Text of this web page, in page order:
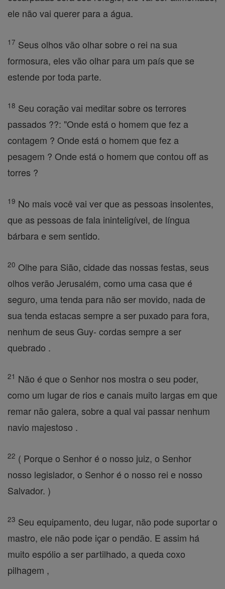
ele não vai querer para a água.
17 Seus olhos vão olhar sobre o rei na sua
formosura, eles vão olhar para um país que se
estende por toda parte.
18 Seu coração vai meditar sobre os terrores
passados ??: "Onde está o homem que fez a
contagem ? Onde está o homem que fez a
pesagem ? Onde está o homem que contou off as
torres ?
19 No mais você vai ver que as pessoas insolentes,
que as pessoas de fala ininteligível, de língua
bárbara e sem sentido.
20 Olhe para Sião, cidade das nossas festas, seus
olhos verão Jerusalém, como uma casa que é
seguro, uma tenda para não ser movido, nada de
sua tenda estacas sempre a ser puxado para fora,
nenhum de seus Guy- cordas sempre a ser
quebrado .
21 Não é que o Senhor nos mostra o seu poder,
como um lugar de rios e canais muito largas em que
remar não galera, sobre a qual vai passar nenhum
navio majestoso .
22 ( Porque o Senhor é o nosso juiz, o Senhor
nosso legislador, o Senhor é o nosso rei e nosso
Salvador. )
23 Seu equipamento, deu lugar, não pode suportar o
mastro, ele não pode içar o pendão. E assim há
muito espólio a ser partilhado, a queda coxo
pilhagem ,